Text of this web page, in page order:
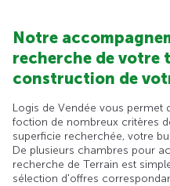
Notre
recherche de votre
construction de
Logis de Vendée vous permet
foction de nombreux critères
superficie recherchée, votre
De plusieurs chambres pour
recherche de Terrain est
sélection d'offres